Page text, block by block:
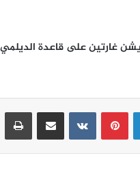
غارتين على قاعدة
لينكدإنبينتيريست مشاركة عبر البريد